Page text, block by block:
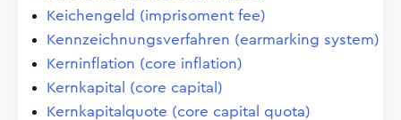
Keichengeld (imprisoment fee)
Kennzeichnungsverfahren (earmarking system)
Kerninflation (core inflation)
Kernkapital (core capital)
Kernkapitalquote (core capital quota)